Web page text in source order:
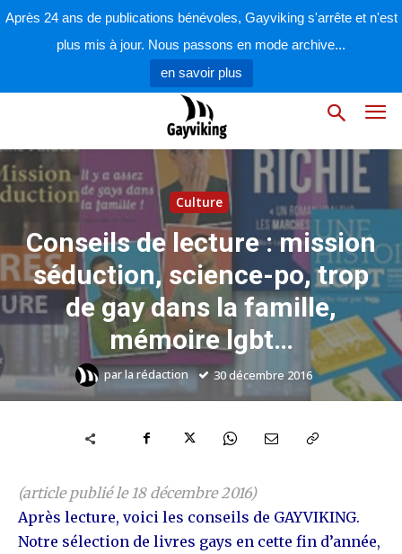
Après 24 ans de publications bénévoles, Gayviking s'arrête et n'est
plus mis à jour. Nous passons en mode archive...
en savoir plus
Culture
Conseils de lecture : mission
séduction, science-po, trop
de gay dans la famille,
mémoire lgbt…
parla rédaction 30 décembre 2016
(article publié le 18 décembre 2016)
Après lecture, voici les conseils de GAYVIKING.
Notre sélection de livres gays en cette fin d’année,